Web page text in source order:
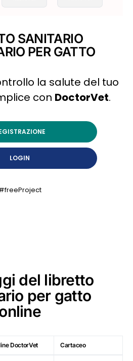
SANITARIO
PER GATTO
la salute del tuo
con DoctorVet.
LOGIN
del libretto
per gatto
DoctorVet Cartaceo